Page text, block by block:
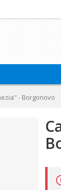
- Borgonovo